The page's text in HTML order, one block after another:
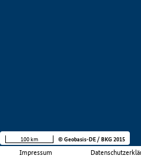
Impressum
100 km © Geobasis-DE / BKG 2015